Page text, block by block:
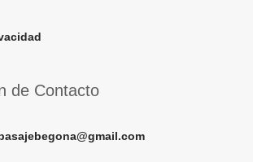
de Contacto